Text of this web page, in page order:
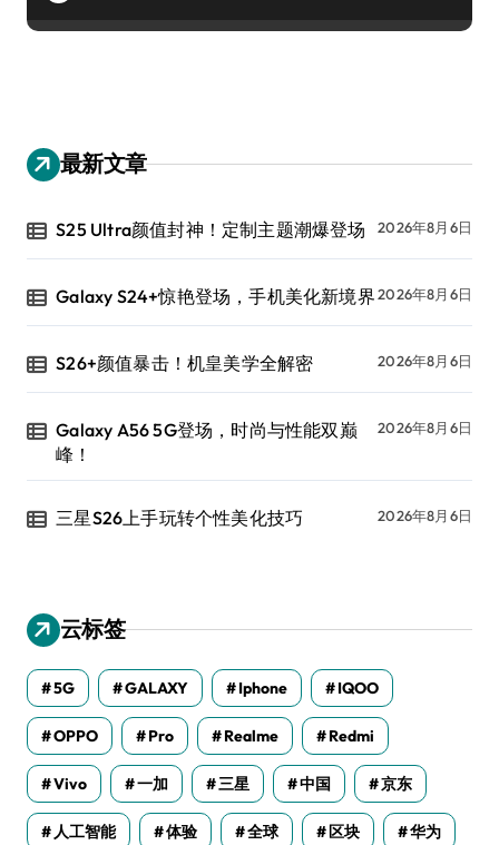
最新文章
S25 Ultra颜值封神！定制主题潮爆登场 2026年8月6日
Galaxy S24+惊艳登场，手机美化新境界2026年8月6日
S26+颜值暴击！机皇美学全解密 2026年8月6日
Galaxy A56 5G登场，时尚与性能双巅
峰！
2026年8月6日
三星S26上手玩转个性美化技巧 2026年8月6日
云标签
5G GALAXY Iphone IQOO
OPPO Pro Realme Redmi
Vivo 一加 三星 中国 京东
人工智能 体验 全球 区块 华为